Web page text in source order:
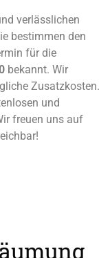
verlässlichen
bestimmen den
für die
bekannt. Wir
Zusatzkosten.
und
freuen uns auf